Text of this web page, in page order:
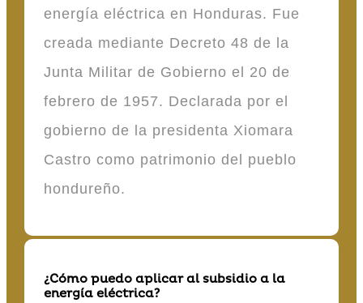
energía eléctrica en Honduras. Fue
creada mediante Decreto 48 de la
Junta Militar de Gobierno el 20 de
febrero de 1957. Declarada por el
gobierno de la presidenta Xiomara
Castro como patrimonio del pueblo
hondureño.
¿Cómo puedo aplicar al subsidio a la
energía eléctrica?